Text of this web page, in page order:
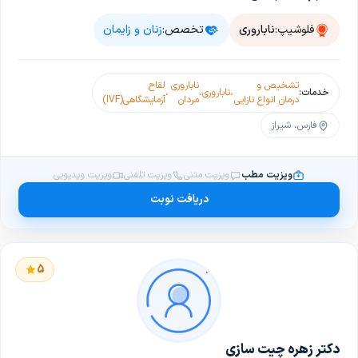
فلوشیپ:ناباروری تخصص:زنان و زایمان
خدمات:تشخیص و
درمان انواع نازایی،ناباروری،ناباروری
مردان
،لقاح
آزمایشگاهی(IVF)
فارس، شیراز
ویزیت مطب ویزیت متنی ویزیت تلفنی ویزیت ویدیویی
دریافت نوبت
5
دکتر زهره چیت سازی